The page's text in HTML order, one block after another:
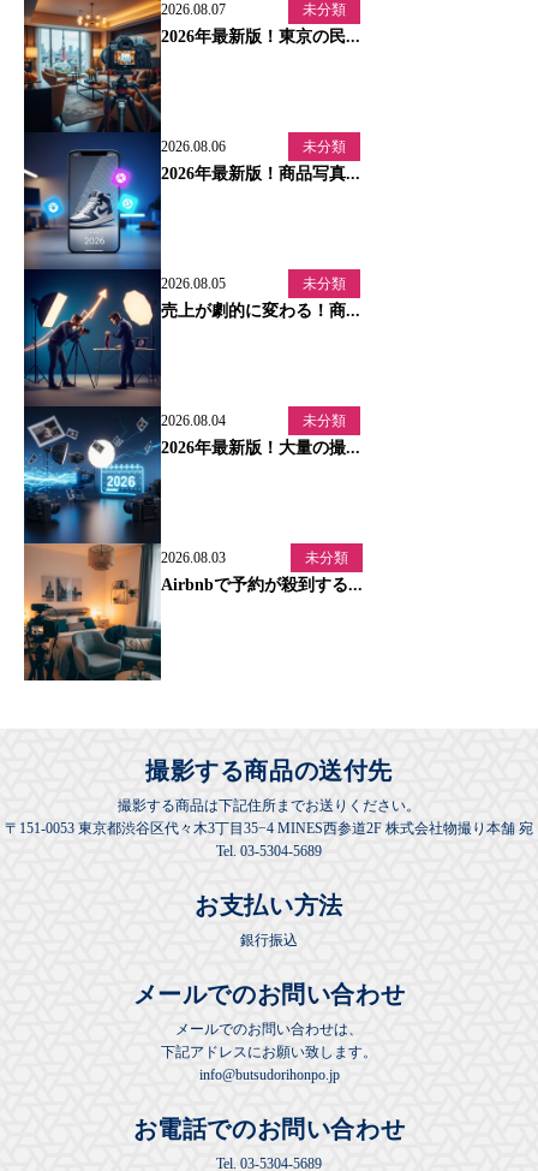
2026.08.07 未分類
2026年最新版！東京の民...
2026.08.06 未分類
2026年最新版！商品写真...
2026.08.05 未分類
売上が劇的に変わる！商...
2026.08.04 未分類
2026年最新版！大量の撮...
2026.08.03 未分類
Airbnbで予約が殺到する...
撮影する商品の送付先
撮影する商品は下記住所までお送りください。
〒151-0053 東京都渋谷区代々木3丁目35−4 MINES西参道2F 株式会社物撮り本舗 宛
Tel. 03-5304-5689
お支払い方法
銀行振込
メールでのお問い合わせ
メールでのお問い合わせは、
下記アドレスにお願い致します。
info@butsudorihonpo.jp
お電話でのお問い合わせ
Tel. 03-5304-5689